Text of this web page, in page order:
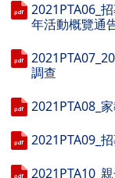
2021PTA06_
年活動概覽通
調查
2021PTA08_
2021PTA09_
2021PTA10_